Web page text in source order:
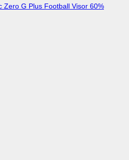
Zero G Plus Football Visor 60%